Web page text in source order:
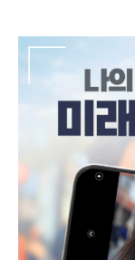
토정비결
오늘의 운세
작명